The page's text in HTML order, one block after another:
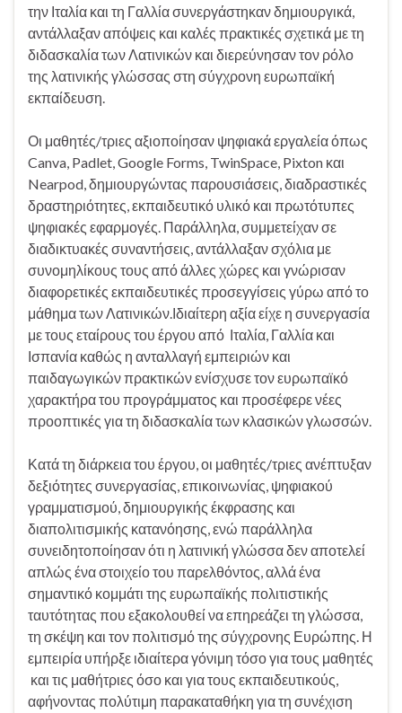
την Ιταλία και τη Γαλλία συνεργάστηκαν δημιουργικά,
αντάλλαξαν απόψεις και καλές πρακτικές σχετικά με τη
διδασκαλία των Λατινικών και διερεύνησαν τον ρόλο
της λατινικής γλώσσας στη σύγχρονη ευρωπαϊκή
εκπαίδευση.
Οι μαθητές/τριες αξιοποίησαν ψηφιακά εργαλεία όπως
Canva, Padlet, Google Forms, TwinSpace, Pixton και
Nearpod, δημιουργώντας παρουσιάσεις, διαδραστικές
δραστηριότητες, εκπαιδευτικό υλικό και πρωτότυπες
ψηφιακές εφαρμογές. Παράλληλα, συμμετείχαν σε
διαδικτυακές συναντήσεις, αντάλλαξαν σχόλια με
συνομηλίκους τους από άλλες χώρες και γνώρισαν
διαφορετικές εκπαιδευτικές προσεγγίσεις γύρω από το
μάθημα των Λατινικών.Ιδιαίτερη αξία είχε η συνεργασία
με τους εταίρους του έργου από Ιταλία, Γαλλία και
Ισπανία καθώς η ανταλλαγή εμπειριών και
παιδαγωγικών πρακτικών ενίσχυσε τον ευρωπαϊκό
χαρακτήρα του προγράμματος και προσέφερε νέες
προοπτικές για τη διδασκαλία των κλασικών γλωσσών.
Κατά τη διάρκεια του έργου, οι μαθητές/τριες ανέπτυξαν
δεξιότητες συνεργασίας, επικοινωνίας, ψηφιακού
γραμματισμού, δημιουργικής έκφρασης και
διαπολιτισμικής κατανόησης, ενώ παράλληλα
συνειδητοποίησαν ότι η λατινική γλώσσα δεν αποτελεί
απλώς ένα στοιχείο του παρελθόντος, αλλά ένα
σημαντικό κομμάτι της ευρωπαϊκής πολιτιστικής
ταυτότητας που εξακολουθεί να επηρεάζει τη γλώσσα,
τη σκέψη και τον πολιτισμό της σύγχρονης Ευρώπης. Η
εμπειρία υπήρξε ιδιαίτερα γόνιμη τόσο για τους μαθητές
και τις μαθήτριες όσο και για τους εκπαιδευτικούς,
αφήνοντας πολύτιμη παρακαταθήκη για τη συνέχιση